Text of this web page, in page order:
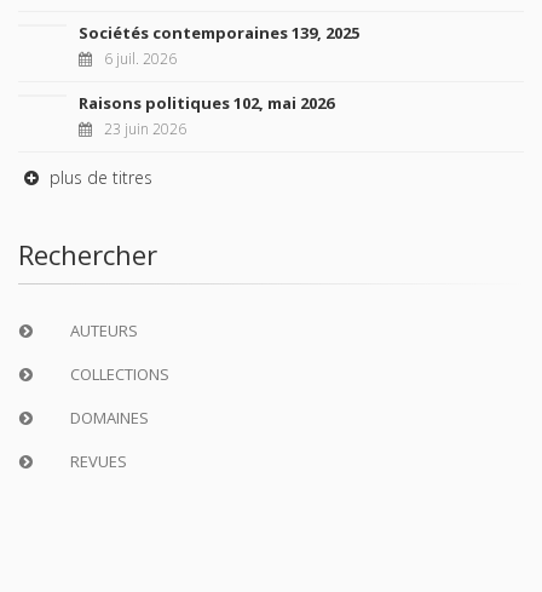
Sociétés contemporaines 139, 2025
6 juil. 2026
Raisons politiques 102, mai 2026
23 juin 2026
plus de titres
Rechercher
AUTEURS
COLLECTIONS
DOMAINES
REVUES